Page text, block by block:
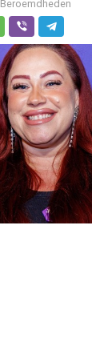
Beroemdheden